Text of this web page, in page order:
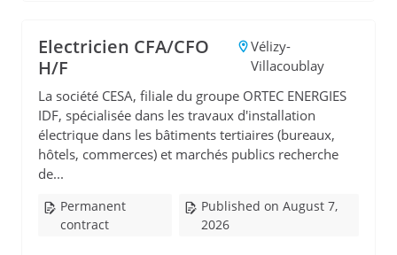
Electricien CFA/CFO
H/F
Vélizy-
Villacoublay
La société CESA, filiale du groupe ORTEC ENERGIES
IDF, spécialisée dans les travaux d'installation
électrique dans les bâtiments tertiaires (bureaux,
hôtels, commerces) et marchés publics recherche
de...
Permanent
contract
Published on August 7,
2026